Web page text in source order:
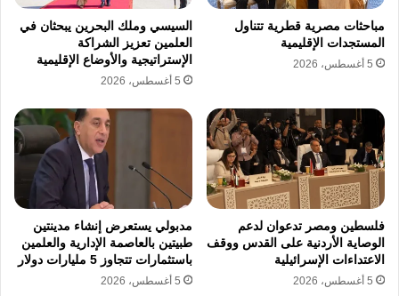
المستندات المقدمة وثبوت واقعة التصالح، ورأت
توافر حالة من حالات انقضاء الدعوى الجنائية وفقًا
للقانون، الأمر الذي استندت إليه في توصيتها بعدم
الإذن برفع الحصانة البرلمانية عن النائب، باعتبار
أن استمرار إجراءات رفع الحصانة في ظل انقضاء
الدعوى الجنائية لا يكون له محل.
وشهدت الجلسة موافقة أعضاء المجلس على
تقرير اللجنة، ليصدر قرار مجلس الشيوخ برفض
طلب الإذن برفع الحصانة البرلمانية عن النائب
مباحثات مصرية قطرية تتناول
المستجدات الإقليمية
5 أغسطس، 2026
السيسي وملك البحرين يبحثان في
العلمين تعزيز الشراكة
الإستراتيجية والأوضاع الإقليمية
5 أغسطس، 2026
فلسطين ومصر تدعوان لدعم
الوصاية الأردنية على القدس ووقف
الاعتداءات الإسرائيلية
5 أغسطس، 2026
مدبولي يستعرض إنشاء مدينتين
طبيتين بالعاصمة الإدارية والعلمين
باستثمارات تتجاوز 5 مليارات دولار
5 أغسطس، 2026